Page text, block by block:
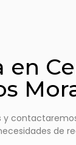
en
y
de